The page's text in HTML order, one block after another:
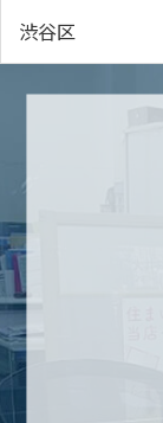
渋谷区